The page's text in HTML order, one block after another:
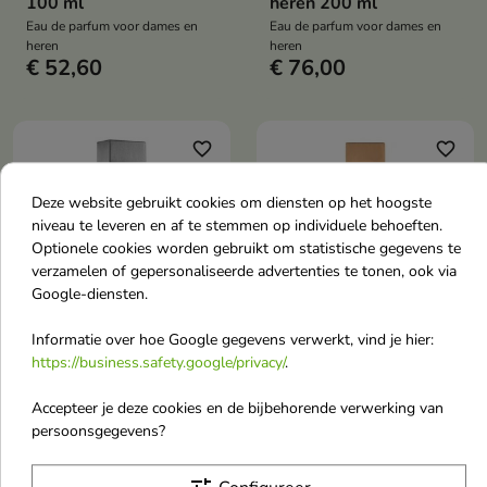
Eau de parfum voor dames en
heren
€ 52,60
Eau de parfum voor dames en
heren
€ 76,00
favorite_border
Al Haramain Amber
Eau de Parfum voor
dames en heren 100 ml
Al Haramain Amber Oud Carbon
favorite_border
Al Haramain Amber
de Parfum voor dames
Al Haramain Amber Oud Black
Deze website gebruikt cookies om diensten op het hoogste
niveau te leveren en af te stemmen op individuele behoeften.
Optionele cookies worden gebruikt om statistische gegevens te
verzamelen of gepersonaliseerde advertenties te tonen, ook via
Google-diensten.
Informatie over hoe Google gegevens verwerkt, vind je hier:
https://business.safety.google/privacy/.
Accepteer je deze cookies en de bijbehorende verwerking van
persoonsgegevens?